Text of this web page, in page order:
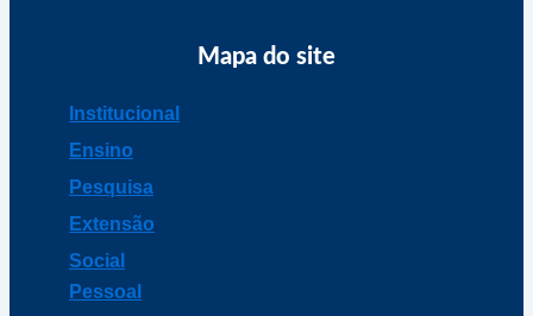
Mapa do site
Institucional
Ensino
Pesquisa
Extensão
Social
Pessoal